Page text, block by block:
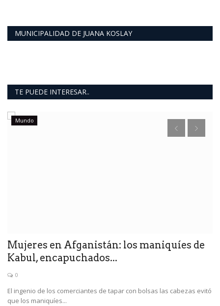
MUNICIPALIDAD DE JUANA KOSLAY
TE PUEDE INTERESAR..
Mundo
Mujeres en Afganistán: los maniquíes de
Kabul, encapuchados...
0
El ingenio de los comerciantes de tapar con bolsas las cabezas evitó
que los maniquíes...